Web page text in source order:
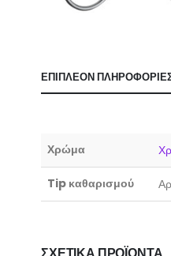
ΕΠΙΠΛΈΟΝ
Χρώμα
Tip καθαρισμού